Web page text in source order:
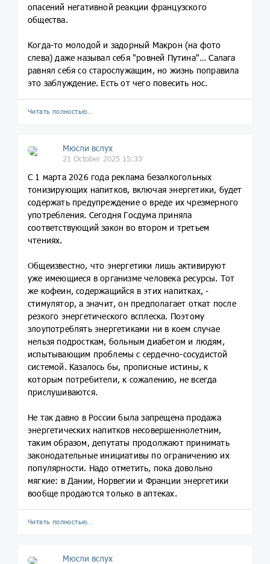
опасений негативной реакции французского
общества.
Когда-то молодой и задорный Макрон (на фото
слева) даже называл себя "ровней Путина"… Салага
равнял себя со старослужащим, но жизнь поправила
это заблуждение. Есть от чего повесить нос.
Читать полностью…
Мюсли вслух
21 October 2025 15:33
С 1 марта 2026 года реклама безалкогольных
тонизирующих напитков, включая энергетики, будет
содержать предупреждение о вреде их чрезмерного
употребления. Сегодня Госдума приняла
соответствующий закон во втором и третьем
чтениях.
Общеизвестно, что энергетики лишь активируют
уже имеющиеся в организме человека ресурсы. Тот
же кофеин, содержащийся в этих напитках, -
стимулятор, а значит, он предполагает откат после
резкого энергетического всплеска. Поэтому
злоупотреблять энергетиками ни в коем случае
нельзя подросткам, больным диабетом и людям,
испытывающим проблемы с сердечно-сосудистой
системой. Казалось бы, прописные истины, к
которым потребители, к сожалению, не всегда
прислушиваются.
Не так давно в России была запрещена продажа
энергетических напитков несовершеннолетним,
таким образом, депутаты продолжают принимать
законодательные инициативы по ограничению их
популярности. Надо отметить, пока довольно
мягкие: в Дании, Норвегии и Франции энергетики
вообще продаются только в аптеках.
Читать полностью…
Мюсли вслух